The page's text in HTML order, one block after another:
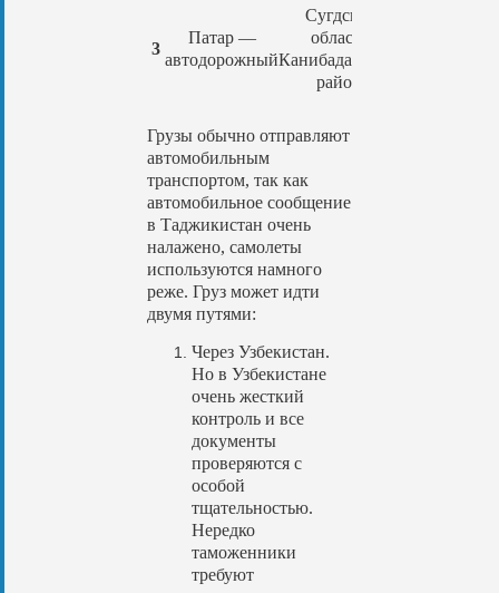
3
Патар —
автодорожный
Сугдская
область
Канибадамский
район
Грузы обычно отправляют
автомобильным
транспортом, так как
автомобильное сообщение
в Таджикистан очень
налажено, самолеты
используются намного
реже. Груз может идти
двумя путями:
Через Узбекистан.
Но в Узбекистане
очень жесткий
контроль и все
документы
проверяются с
особой
тщательностью.
Нередко
таможенники
требуют